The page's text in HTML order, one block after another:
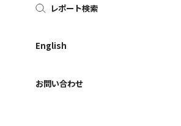
レポート検索
English
お問い合わせ